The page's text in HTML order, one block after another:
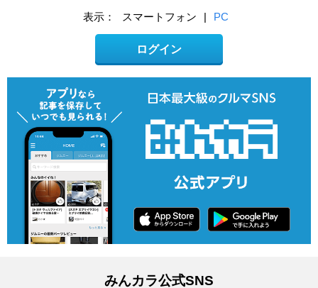
表示： スマートフォン | PC
ログイン
みんカラ公式SNS